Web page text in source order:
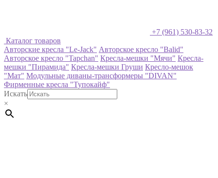
+7 (961) 530-83-32
Каталог товаров
Авторские кресла "Le-Jack" Авторское кресло "Balid"
Авторское кресло "Tapchan" Кресла-мешки "Мячи" Кресла-
мешки "Пирамида" Кресла-мешки Груши Кресло-мешок
"Мат" Модульные диваны-трансформеры "DIVAN"
Фирменные кресла "Тупокайф"
Искать
×